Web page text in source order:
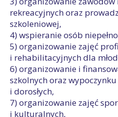
rekreacyjnych oraz
szkoleniowej,
4) wspieranie osób
5) organizowanie zajęć
i rehabilitacyjnych dla
6) organizowanie i
szkolnych oraz
i dorosłych,
7) organizowanie zajęć
i kulturalnych,